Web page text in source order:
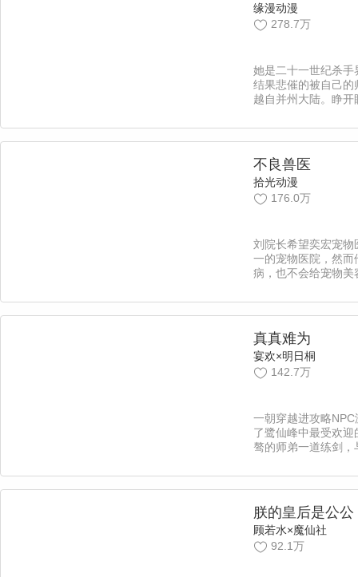
缘漫动漫
278.7万
她是二十一世纪杀手
结果悲催的被自己的
越自并州大陆。睁
个澡。只是这个节骨
傲绝色的美男子，看
样........她永远都记
话，“待爱妃有了本
为你们母子夺了这鸣
下！”【责编：Echo
不良兽医
拾光动漫
176.0万
刘院长希望奕宏宠物
一的宠物医院，然而
病，也不会给宠物美
聘请了天才美女兽医
故兽医徐文泰、亲和
以及一群“朝气蓬勃”
而，在这些殊荣之下
面目却是“不良”！随
出惊天黑历史，为
也使医院成功的渡过
全市第一的宠物医
外冷内热兽医x神经
真真难为
宴欢×明日桐
142.7万
一朝穿越进攻略
了鹭仙峰中最受欢
骜的师弟一道练剑
师妹排忧解难……而
色或温和或强势、或
爱，李真真选择继
刷好感。 但万万没
过头的后果竟然这
编：慕容戳】
朕的皇后是公公
顾若水×魔仙社
92.1万